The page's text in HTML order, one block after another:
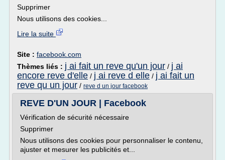
Supprimer
Nous utilisons des cookies...
Lire la suite
Site : facebook.com
Thèmes liés : j ai fait un reve qu'un jour / j ai
encore reve d'elle / j ai reve d elle / j ai fait un
reve qu un jour / reve d un jour facebook
REVE D'UN JOUR | Facebook
Vérification de sécurité nécessaire
Supprimer
Nous utilisons des cookies pour personnaliser le contenu,
ajuster et mesurer les publicités et...